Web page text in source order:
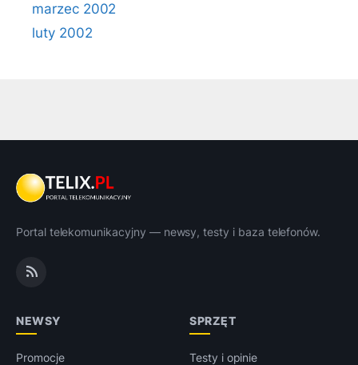
marzec 2002
luty 2002
Portal telekomunikacyjny — newsy, testy i baza telefonów.
NEWSY
Promocje
SPRZĘT
Testy i opinie